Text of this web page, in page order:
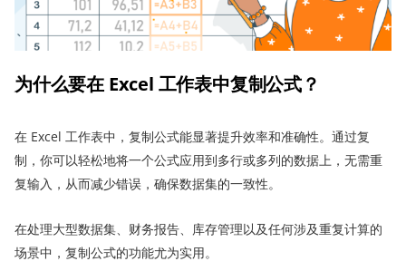
为什么要在 Excel 工作表中复制公式？
在 Excel 工作表中，复制公式能显著提升效率和准确性。通过复
制，你可以轻松地将一个公式应用到多行或多列的数据上，无需重
复输入，从而减少错误，确保数据集的一致性。
在处理大型数据集、财务报告、库存管理以及任何涉及重复计算的
场景中，复制公式的功能尤为实用。